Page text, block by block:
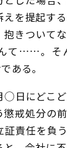
を提起す
抱きついて
て……。そ
ある。
日にどこ
懲戒処分の
証責任を負